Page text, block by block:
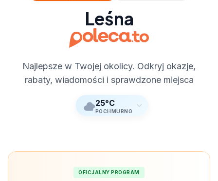
Leśna
Najlepsze w Twojej okolicy. Odkryj okazje,
rabaty, wiadomości i sprawdzone miejsca
25°C
POCHMURNO
OFICJALNY PROGRAM